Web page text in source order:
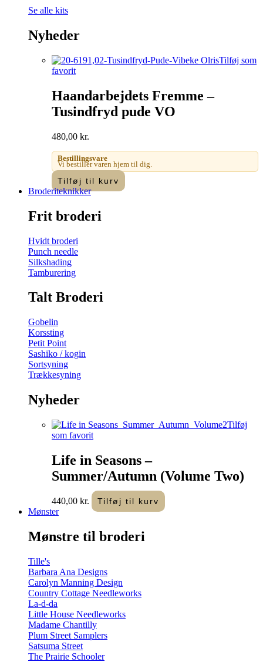
Se alle kits
Nyheder
Tilføj som
favorit
Haandarbejdets Fremme –
Tusindfryd pude VO
480,00 kr.
Bestillingsvare
Vi bestiller varen hjem til dig.
Tilføj til kurv
Broderiteknikker
Frit broderi
Hvidt broderi
Punch needle
Silkshading
Tamburering
Talt Broderi
Gobelin
Korssting
Petit Point
Sashiko / kogin
Sortsyning
Trækkesyning
Nyheder
Tilføj
som favorit
Life in Seasons –
Summer/Autumn (Volume Two)
440,00 kr. Tilføj til kurv
Mønster
Mønstre til broderi
Tille's
Barbara Ana Designs
Carolyn Manning Design
Country Cottage Needleworks
La-d-da
Little House Needleworks
Madame Chantilly
Plum Street Samplers
Satsuma Street
The Prairie Schooler